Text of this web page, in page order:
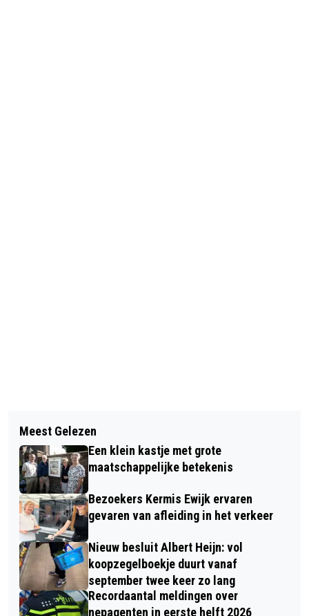
WOENSDAG CODE ORANJE IN
VRIJWEL HEEL NEDERLAND
DOOR WINTERS WEER HAALT DAR TOT
EN MET ZATERDAG 10 JANUARI GEEN
AFVAL OP
Meest Gelezen
Een klein kastje met grote
maatschappelijke betekenis
Bezoekers Kermis Ewijk ervaren
gevaren van afleiding in het verkeer
Nieuw besluit Albert Heijn: vol
koopzegelboekje duurt vanaf
september twee keer zo lang
Recordaantal meldingen over
nepagenten in eerste helft 2026